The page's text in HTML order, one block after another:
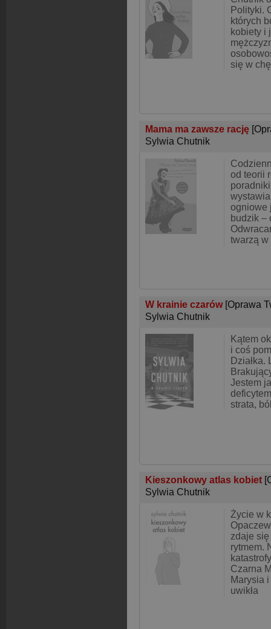
Polityki.
których
kobiety i
się w
Mama ma zawsze rację
Sylwia Chutnik
od teorii
ogniowe
budzik –
twarzą w
W krainie czarów [Oprawa
Sylwia Chutnik
Kątem
i coś
Działka.
Jestem
strata,
Kieszonkowy atlas kobiet
Sylwia Chutnik
Życie w
zdaje się
rytmem.
Czarna
Marysia
uwikła